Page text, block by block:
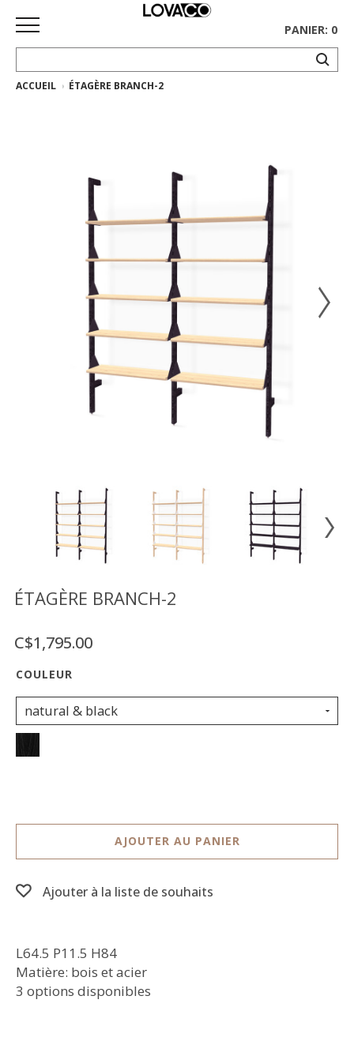
ACCUEIL
complète
Collection
Ethnicraft
Collection
démonstrateurs
Luminaires
COMPTE
LISTE
SOUHAITS
US
PANIER: 0
ACCUEIL ÉTAGÈRE BRANCH-2
ÉTAGÈRE BRANCH-2
C$1,795.00
natural & black
AJOUTER AU PANIER
Ajouter à la liste de souhaits
L64.5 P11.5 H84
Matière: bois et acier
3 options disponibles